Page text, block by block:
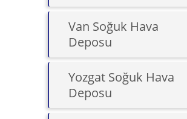
Van Soğuk Hava
Deposu
Yozgat Soğuk Hava
Deposu